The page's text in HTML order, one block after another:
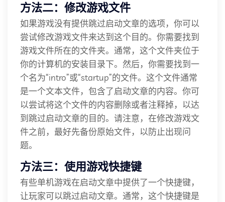
方法二：修改游戏文件
如果游戏没有提供跳过启动文章的选项，你可以
尝试修改游戏文件来达到这个目的。你需要找到
游戏文件所在的文件夹。通常，这个文件夹位于
你的计算机的安装目录下。然后，你需要找到一
个名为“intro”或“startup”的文件。这个文件通常
是一个文本文件，包含了启动文章的内容。你可
以尝试将这个文件的内容删除或者注释掉，以达
到跳过启动文章的目的。请注意，在修改游戏文
件之前，最好先备份原始文件，以防止出现问
题。
方法三：使用游戏快捷键
有些单机游戏在启动文章中提供了一个快捷键，
让玩家可以跳过启动文章。通常，这个快捷键是